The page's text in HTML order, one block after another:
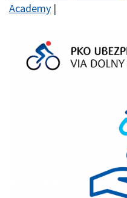
Academy |